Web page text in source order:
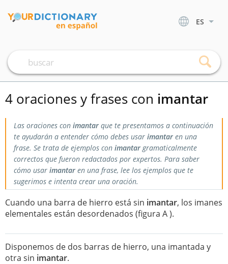
ES
4 oraciones y frases con imantar
Las oraciones con imantar que te presentamos a continuación
te ayudarán a entender cómo debes usar imantar en una
frase. Se trata de ejemplos con imantargramaticalmente
correctos que fueron redactados por expertos. Para saber
cómo usar imantar en una frase, lee los ejemplos que te
sugerimos e intenta crear una oración.
Cuando una barra de hierro está sin imantar, los imanes
elementales están desordenados (figura A ).
Disponemos de dos barras de hierro, una imantada y
otra sin imantar.